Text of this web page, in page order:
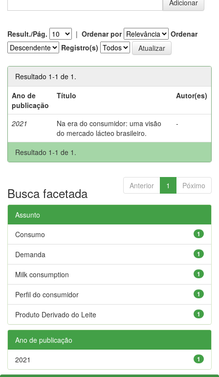
Result./Pág. | Ordenar por
Ordenar
Registro(s)
Resultado 1-1 de 1.
Ano de
publicação
Título Autor(es)
2021
Na era do consumidor: uma visão
do mercado lácteo brasileiro.
-
Resultado 1-1 de 1.
Anterior 1 Póximo
Busca facetada
Assunto
1
Consumo
1
Demanda
1
Milk consumption
1
Perfil do consumidor
1
Produto Derivado do Leite
Ano de publicação
1
2021